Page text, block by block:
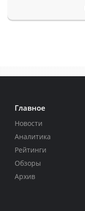
Главное
Новости
Аналитика
Рейтинги
Обзоры
Архив